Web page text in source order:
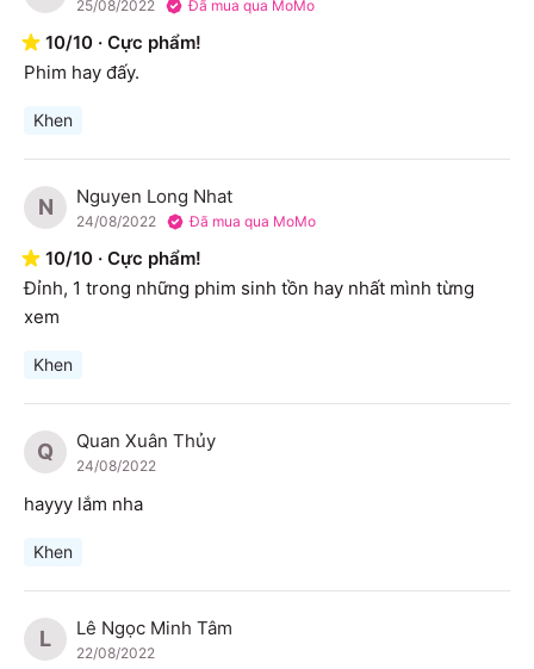
25/08/2022 Đã mua qua MoMo
10/10 · Cực phẩm!
Phim hay đấy.
Khen
N Nguyen Long Nhat
24/08/2022 Đã mua qua MoMo
10/10 · Cực phẩm!
Đỉnh, 1 trong những phim sinh tồn hay nhất mình từng
xem
Khen
Q Quan Xuân Thủy
24/08/2022
hayyy lắm nha
Khen
L Lê Ngọc Minh Tâm
22/08/2022